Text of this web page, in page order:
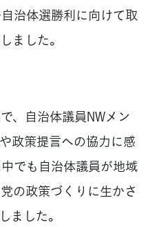
治体選勝利に向けて取
ました。
、自治体議員NWメン
政策提言への協力に感
でも自治体議員が地域
の政策づくりに生かさ
ました。